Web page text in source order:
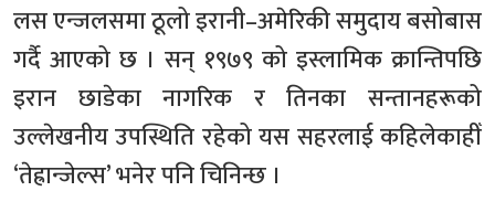
लस एन्जलसमा ठूलो इरानी–अमेरिकी समुदाय बसोबास
गर्दै आएको छ । सन् १९७९ को इस्लामिक क्रान्तिपछि
इरान छाडेका नागरिक र तिनका सन्तानहरूको
उल्लेखनीय उपस्थिति रहेको यस सहरलाई कहिलेकाहीँ
‘तेह्रान्जेल्स’ भनेर पनि चिनिन्छ ।